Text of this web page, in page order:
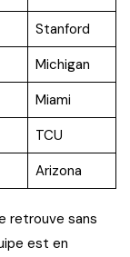
Stanford
Michigan
Miami
TCU
Arizona
retrouve sans
est en